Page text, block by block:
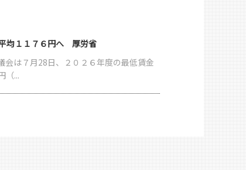
均１１７６円へ 厚労省
会は７月28日、２０２６年度の最低賃金
（...